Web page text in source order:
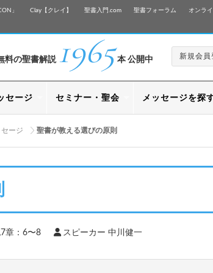
」 Clay【クレイ】 聖書入門.com 聖書フォーラム オンラ
料の聖書解説 1965 本 公開中 新規会員
セージ セミナー・聖会 メッセージを探
ージ 聖書が教える選びの原則
章：6〜8 スピーカー 中川健一